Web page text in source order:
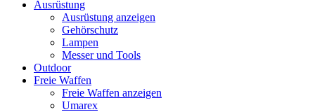
Ausrüstung
Ausrüstung anzeigen
Gehörschutz
Lampen
Messer und Tools
Outdoor
Freie Waffen
Freie Waffen anzeigen
Umarex